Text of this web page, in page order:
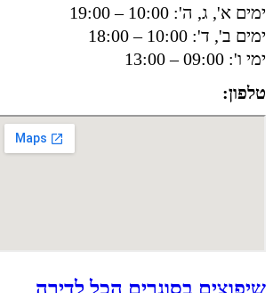
ימים א', ג, ה': 10:00 – 19:00
ימים ב', ד': 10:00 – 18:00
ימי ו': 09:00 – 13:00
טלפון: